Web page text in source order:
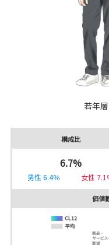
若年層
構成比
6.7%
男性 6.4％ 女性 7.1
価値